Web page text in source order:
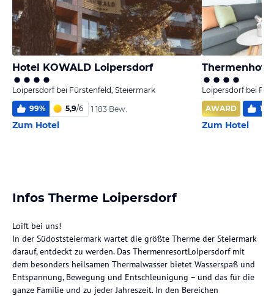
Hotel KOWALD Loipersdorf
Loipersdorf bei Fürstenfeld, Steiermark
99% 5,9/6 1 183 Bew.
Zum Hotel
Loipersdorf bei
AWARD
100
Zum Hotel
Infos Therme Loipersdorf
Loift bei uns!
In der Südoststeiermark wartet die größte Therme der Steiermark
darauf, entdeckt zu werden. Das ThermenresortLoipersdorf mit
dem besonders heilsamen Thermalwasser bietet Wasserspaß und
Entspannung, Bewegung und Entschleunigung – und das für die
ganze Familie und zu jeder Jahreszeit. In den Bereichen